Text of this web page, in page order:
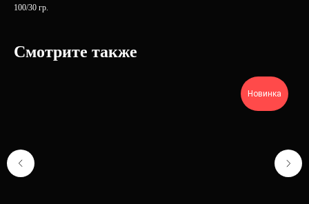
100/30 гр.
Смотрите также
Новинка